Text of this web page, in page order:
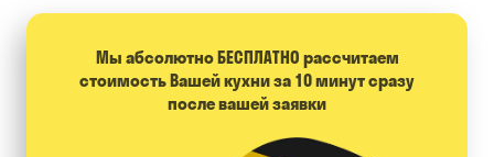
Мы абсолютно БЕСПЛАТНО расcчитаем
стоимость Вашей кухни за 10 минут сразу
после вашей заявки